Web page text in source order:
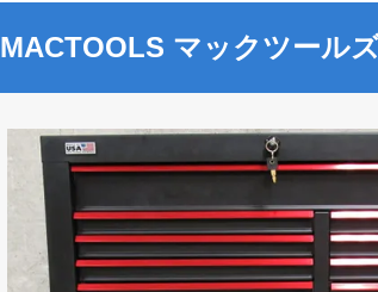
MACTOOLS マックツール